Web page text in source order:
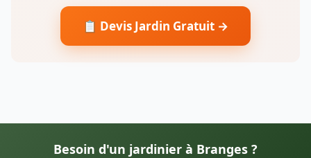
📋 Devis Jardin Gratuit →
Besoin d'un jardinier à Branges ?